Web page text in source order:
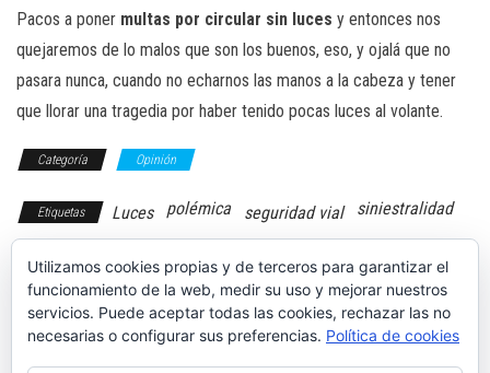
Pacos a poner multas por circular sin luces y entonces nos
quejaremos de lo malos que son los buenos, eso, y ojalá que no
pasara nunca, cuando no echarnos las manos a la cabeza y tener
que llorar una tragedia por haber tenido pocas luces al volante.
Categoría Opinión
Etiquetas Luces polémica seguridad vial siniestralidad
Toma de
Prueba:
Utilizamos cookies propias y de terceros para garantizar el
funcionamiento de la web, medir su uso y mejorar nuestros
servicios. Puede aceptar todas las cookies, rechazar las no
necesarias o configurar sus preferencias. Política de cookies